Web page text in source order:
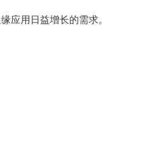
应用日益增长的需求。